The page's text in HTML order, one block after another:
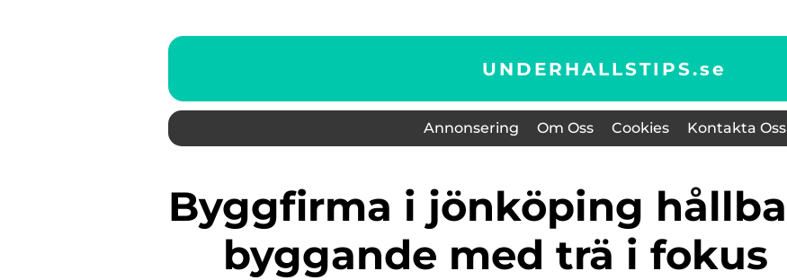
UNDERHALLSTIPS.se
Annonsering Om Oss Cookies Kontakta Oss
Byggfirma i jönköping hållbart
byggande med trä i fokus